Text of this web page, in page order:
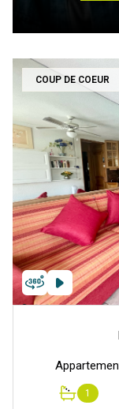
COUP DE COEUR
1